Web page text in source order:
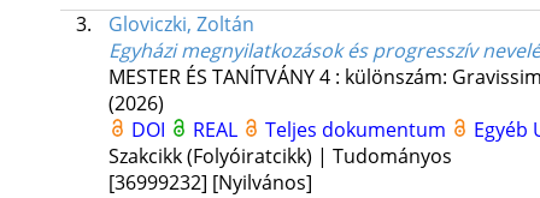
3.
Gloviczki, Zoltán
Egyházi megnyilatkozások és progresszív
MESTER ÉS TANÍTVÁNY4: különszám:
(2026)
DOI
REAL Teljes dokumentum
Egyéb
Szakcikk (Folyóiratcikk) | Tudományos
[36999232] [Nyilvános]